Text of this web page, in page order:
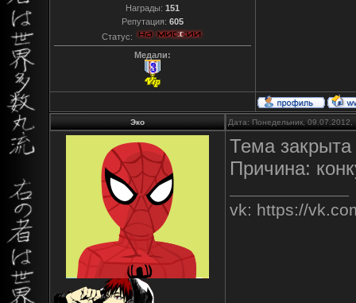
Награды: 151
Репутация: 605
Статус:
Медали:
Эко Дата: Понедельник,
Тема
Причина:
vk: https://